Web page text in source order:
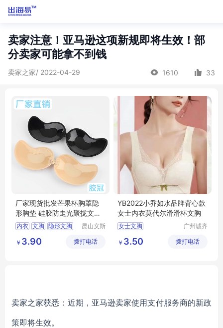
卖家注意！亚马逊这项新规即将生效！部
分卖家可能拿不到钱
卖家之家/ 2022-04-29 1610 33
厂家现货批发芒果杯胸罩隐
形胸垫 硅胶防走光聚拢文胸
乳贴
内衣 文胸 隐形文胸
昆山义斯
限公司
￥ 3.90 拨打电话
YB2022小乔如水品牌背心款
女士内衣莫代尔滑滑杯文胸
女士文胸
广州诚齐
公司
￥ 3.50 拨打电话
卖家之家获悉：近期，亚马逊卖家使用支付服务商的新政
策即将生效。